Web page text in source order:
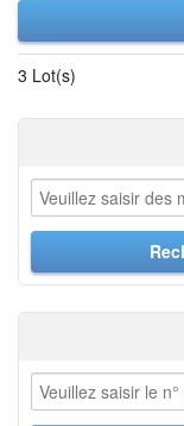
3 Lot(s)